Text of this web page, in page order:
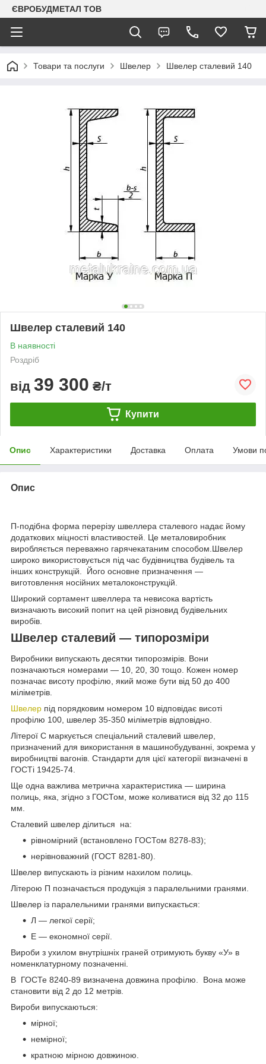
ЄВРОБУДМЕТАЛ ТОВ
Товари та послуги Швелер Швелер сталевий 140
Швелер сталевий 140
В наявності
Роздріб
від 39 300 ₴/т
Купити
Опис Характеристики Доставка Оплата Умови
Опис
П-подібна форма перерізу швеллера сталевого надає йому
додаткових міцності властивостей. Це металовиробник
виробляється переважно гарячекатаним способом.Швелер
широко використовується під час будівництва будівель та
інших конструкцій. Його основне призначення —
виготовлення носійних металоконструкцій.
Широкий сортамент швеллера та невисока вартість
визначають високий попит на цей різновид будівельних
виробів.
Швелер сталевий — типорозміри
Виробники випускають десятки типорозмірів. Вони
позначаються номерами — 10, 20, 30 тощо. Кожен номер
позначає висоту профілю, який може бути від 50 до 400
міліметрів.
Швелер під порядковим номером 10 відповідає висоті
профілю 100, швелер 35-350 міліметрів відповідно.
Літерої С маркується спеціальний сталевий швелер,
призначений для використання в машинобудуванні, зокрема у
виробництві вагонів. Стандарти для цієї категорії визначені в
ГОСТі 19425-74.
Ще одна важлива метрична характеристика — ширина
полиць, яка, згідно з ГОСТом, може коливатися від 32 до 115
мм.
Сталевий швелер ділиться на:
рівномірний (встановлено ГОСТом 8278-83);
нерівноважний (ГОСТ 8281-80).
Швелер випускають із різним нахилом полиць.
Літерою П позначається продукція з паралельними гранями.
Швелер із паралельними гранями випускається:
Л — легкої серії;
Е — економної серії.
Вироби з ухилом внутрішніх граней отримують букву «У» в
номенклатурному позначенні.
В ГОСТе 8240-89 визначена довжина профілю. Вона може
становити від 2 до 12 метрів.
Вироби випускаються:
мірної;
немірної;
кратною мірною довжиною.